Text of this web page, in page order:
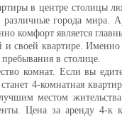
в центре столицы
города мира.
комфорт является
квартире. Именно
в столице.
комнат. Если вы
4-комнатная
местом
Цена за аренду 4-к